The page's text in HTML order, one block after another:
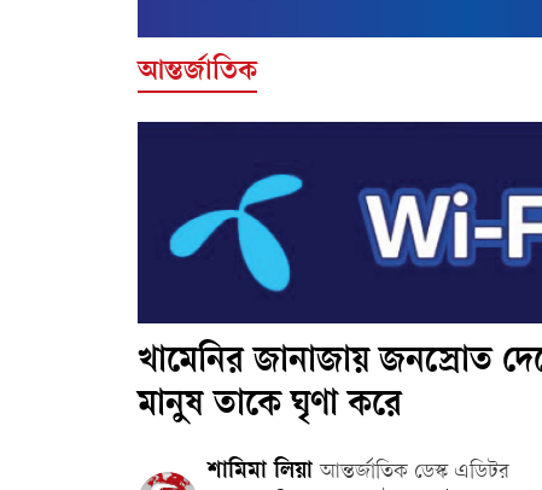
আন্তর্জাতিক
খামেনির জানাজায় জনস্রোত
মানুষ তাকে ঘৃণা করে
শামিমা লিয়াআন্তর্জাতিক ডেস্ক এডিটর